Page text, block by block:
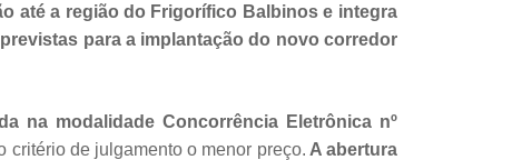
até a região do Frigorífico Balbinos e integra
para a implantação do novo corredor
na modalidade Concorrência Eletrônica nº
critério de julgamento o menor preço. A abertura